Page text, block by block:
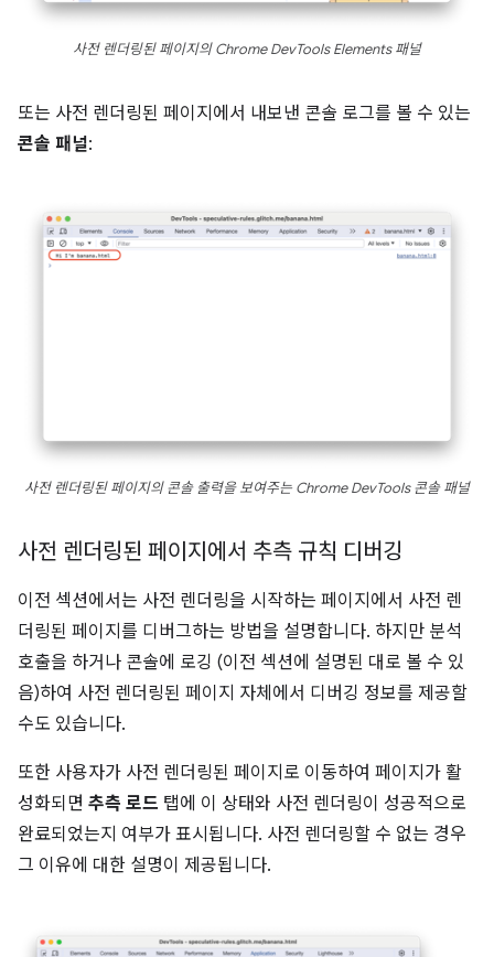
사전 렌더링된 페이지의 Chrome DevTools Elements 패널
또는 사전 렌더링된 페이지에서 내보낸 콘솔 로그를 볼 수 있는
콘솔 패널:
사전 렌더링된 페이지의 콘솔 출력을 보여주는 Chrome DevTools 콘솔 패널
사전 렌더링된 페이지에서 추측 규칙 디버깅
이전 섹션에서는 사전 렌더링을 시작하는 페이지에서 사전 렌
더링된 페이지를 디버그하는 방법을 설명합니다. 하지만 분석
호출을 하거나 콘솔에 로깅 (이전 섹션에 설명된 대로 볼 수 있
음)하여 사전 렌더링된 페이지 자체에서 디버깅 정보를 제공할
수도 있습니다.
또한 사용자가 사전 렌더링된 페이지로 이동하여 페이지가 활
성화되면 추측 로드 탭에 이 상태와 사전 렌더링이 성공적으로
완료되었는지 여부가 표시됩니다. 사전 렌더링할 수 없는 경우
그 이유에 대한 설명이 제공됩니다.